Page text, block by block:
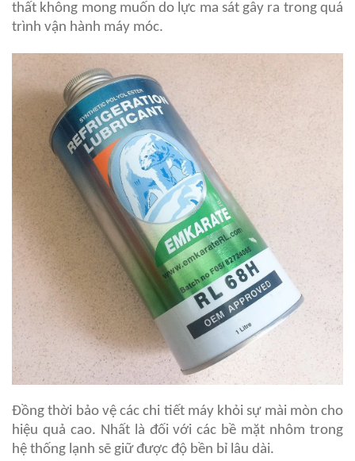
thất không mong muốn do lực ma sát gây ra trong quá
trình vận hành máy móc.
Đồng thời bảo vệ các chi tiết máy khỏi sự mài mòn cho
hiệu quả cao. Nhất là đối với các bề mặt nhôm trong
hệ thống lạnh sẽ giữ được độ bền bỉ lâu dài.